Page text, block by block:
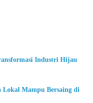
Industri Hijau
Lokal Mampu Bersaing di